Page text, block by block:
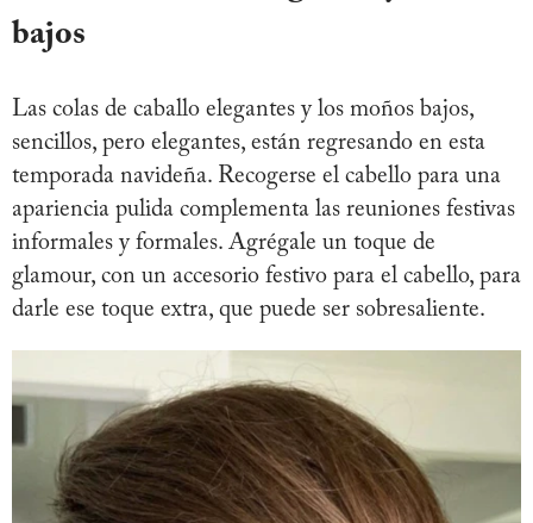
bajos
Las colas de caballo elegantes y los moños bajos,
sencillos, pero elegantes, están regresando en esta
temporada navideña. Recogerse el cabello para una
apariencia pulida complementa las reuniones festivas
informales y formales. Agrégale un toque de
glamour, con un accesorio festivo para el cabello, para
darle ese toque extra, que puede ser sobresaliente.